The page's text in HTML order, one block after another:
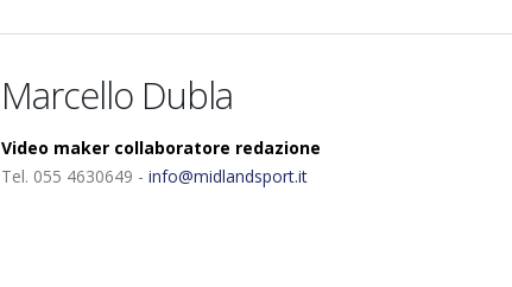
Marcello Dubla
Video maker collaboratore redazione
Tel. 055 4630649 - info@midlandsport.it